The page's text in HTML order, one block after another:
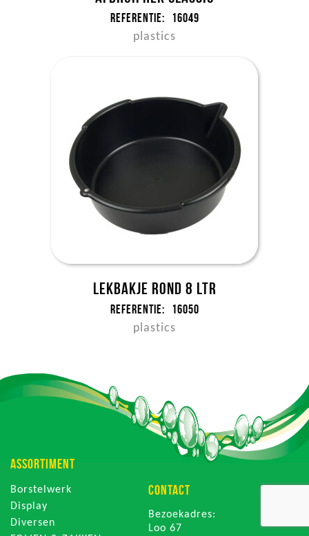
Referentie: 16049
plastics
Lekbakje rond 8 ltr
Referentie: 16050
plastics
ASSORTIMENT
Borstelwerk
Display
Diversen
CONTACT
Bezoekadres:
Loo 67